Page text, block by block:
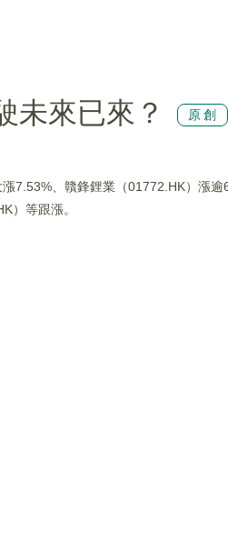
未來已來？ 原創
7.53%、贛鋒鋰業（01772.HK）漲
）等跟漲。